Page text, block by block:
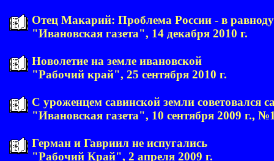
Отец Макарий: Проблема России - в
"Ивановская газета", 14 декабря 2010 г.
Новолетие на земле ивановской
"Рабочий край", 25 сентября 2010 г.
С уроженцем савинской земли советовался
"Ивановская газета", 10 сентября 2009 г.,
Герман и Гавриил не испугались
"Рабочий Край", 2 апреля 2009 г.